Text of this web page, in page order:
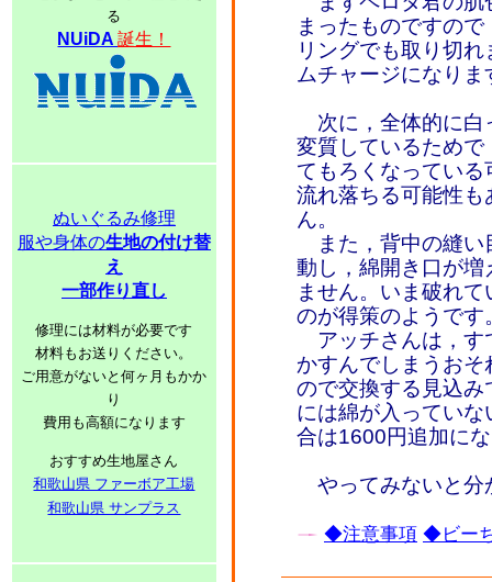
る
NUiDA誕生！
ぬいぐるみ修理
服や身体の生地の付け替
え
一部作り直し
修理には材料が必要です
材料もお送りください。
ご用意がないと何ヶ月もかか
り
費用も高額になります
おすすめ生地屋さん
和歌山県 ファーボア工場
和歌山県 サンプラス
まったものですの
リングでも取り切
ムチャージになりま
次に，全体的に白
変質しているため
てもろくなってい
流れ落ちる可能性
ん。
また，背中の縫い
動し，綿開き口が
ません。いま破れ
のが得策のようです
アッチさんは，す
かすんでしまうお
ので交換する見込
には綿が入ってい
合は1600円追加に
やってみないと分
◆注意事項 ◆ビー